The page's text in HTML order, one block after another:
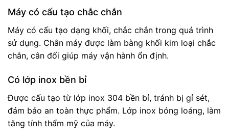
Máy có cấu tạo chắc chắn
Máy có cấu tạo dạng khối, chắc chắn trong quá trình
sử dụng. Chân máy được làm bàng khối kim loại chắc
chắn, cân đối giúp máy vận hành ổn định.
Có lớp inox bền bỉ
Được cấu tạo từ lớp inox 304 bền bỉ, tránh bị gỉ sét,
đảm bảo an toàn thực phẩm. Lớp inox bóng loáng, làm
tăng tính thẩm mỹ của máy.